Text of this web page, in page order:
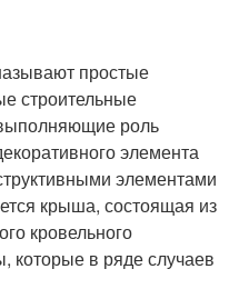
простые
строительные
выполняющие роль
элемента
элементами
крыша, состоящая из
кровельного
которые в ряде случаев